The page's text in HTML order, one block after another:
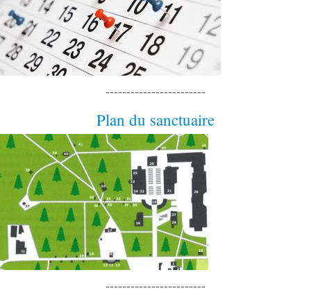
------------------------
Plan du sanctuaire
------------------------